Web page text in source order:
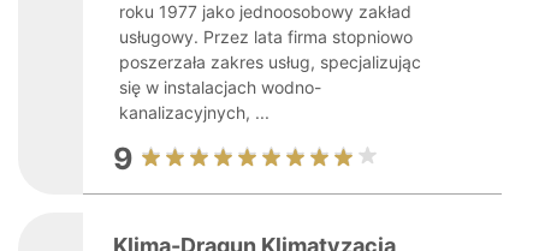
roku 1977 jako jednoosobowy zakład
usługowy. Przez lata firma stopniowo
poszerzała zakres usług, specjalizując
się w instalacjach wodno-
kanalizacyjnych, ...
9
Klima-Dragun Klimatyzacja